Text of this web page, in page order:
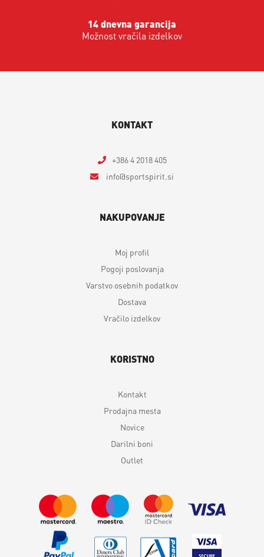
14 dnevna garancija
Možnost vračila izdelkov
KONTAKT
+386 4 2018 405
info
sportspirit.si
NAKUPOVANJE
Moj profil
Pogoji poslovanja
Varstvo osebnih podatkov
Dostava
Vračilo izdelkov
KORISTNO
Kontakt
Prodajna mesta
Novice
Darilni boni
Outlet